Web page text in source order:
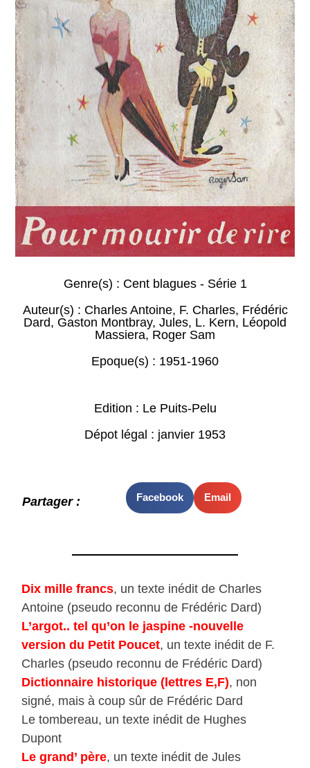
Genre(s) : Cent blagues - Série 1
Auteur(s) : Charles Antoine, F. Charles, Frédéric
Dard, Gaston Montbray, Jules, L. Kern, Léopold
Massiera, Roger Sam
Epoque(s) : 1951-1960
Edition : Le Puits-Pelu
Dépot légal : janvier 1953
Partager : Facebook Email
Dix mille francs, un texte inédit de Charles
Antoine (pseudo reconnu de Frédéric Dard)
L’argot.. tel qu’on le jaspine -nouvelle
version du Petit Poucet, un texte inédit de F.
Charles (pseudo reconnu de Frédéric Dard)
Dictionnaire historique (lettres E,F), non
signé, mais à coup sûr de Frédéric Dard
Le tombereau, un texte inédit de Hughes
Dupont
Le grand’ père, un texte inédit de Jules